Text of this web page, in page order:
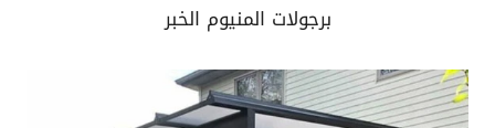
برجولات المنيوم الخبر